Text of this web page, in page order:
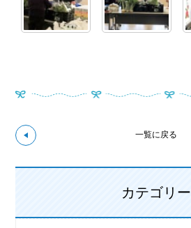
↼前の記事へ 一覧に戻る
カテゴリー